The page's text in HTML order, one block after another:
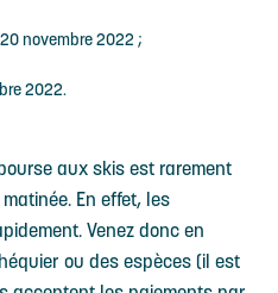
novembre 2022 ;
2022.
aux skis est rarement
En effet, les
Venez donc en
ou des espèces (il est